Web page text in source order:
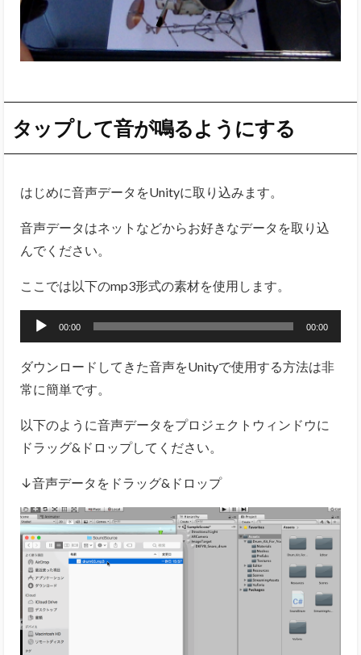
タップして音が鳴るようにする
はじめに音声データをUnityに取り込みます。
音声データはネットなどからお好きなデータを取り込
んでください。
ここでは以下のmp3形式の素材を使用します。
声
プ
レ
ヤ
ー
00:00 00:00
ダウンロードしてきた音声をUnityで使用する方法は非
常に簡単です。
以下のように音声データをプロジェクトウィンドウに
ドラッグ&ドロップしてください。
↓音声データをドラッグ&ドロップ